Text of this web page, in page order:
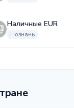
Наличные EUR
Познань